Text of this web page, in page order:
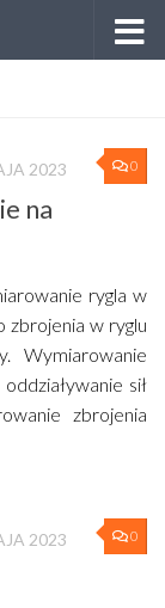
0
2023
na
rygla w
zbrojenia w ryglu
Wymiarowanie
sił
zbrojenia
0
2023